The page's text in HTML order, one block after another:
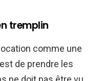
tremplin
comme une
de prendre les